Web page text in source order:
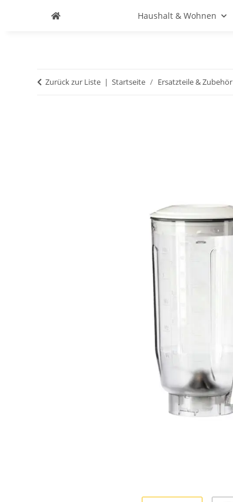
Haushalt & Wohnen
Zurück zur Liste Startseite Ersatzteile & Zubehör